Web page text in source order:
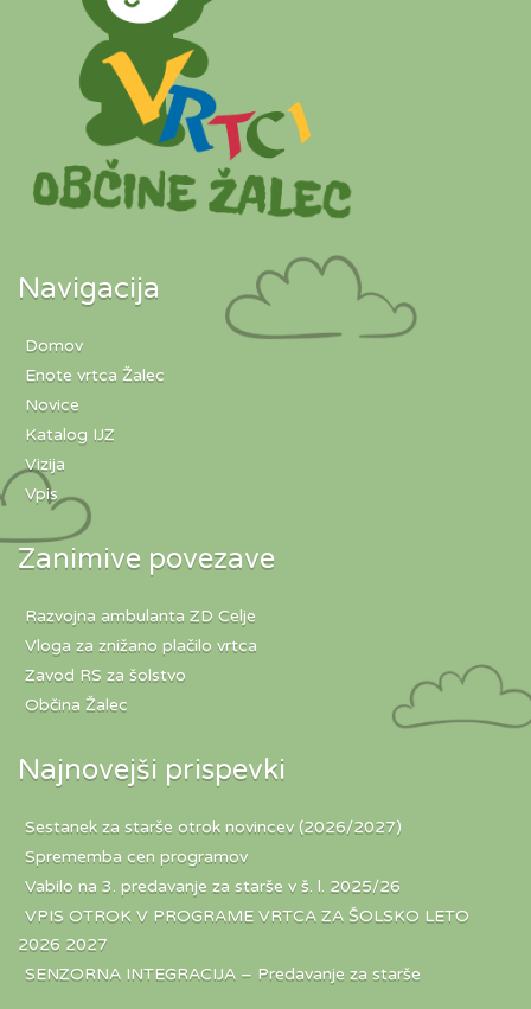
Navigacija
Domov
Enote vrtca Žalec
Novice
Katalog IJZ
Vizija
Vpis
Zanimive povezave
Razvojna ambulanta ZD Celje
Vloga za znižano plačilo vrtca
Zavod RS za šolstvo
Občina Žalec
Najnovejši prispevki
Sestanek za starše otrok novincev (2026/2027)
Sprememba cen programov
Vabilo na 3. predavanje za starše v š. l. 2025/26
VPIS OTROK V PROGRAME VRTCA ZA ŠOLSKO LETO
2026 2027
SENZORNA INTEGRACIJA – Predavanje za starše